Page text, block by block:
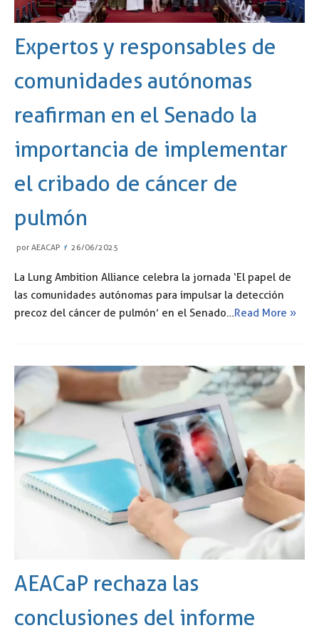
Expertos y responsables de
comunidades autónomas
reafirman en el Senado la
importancia de implementar
el cribado de cáncer de
pulmón
por AEACAP 26/06/2025
La Lung Ambition Alliance celebra la jornada ‘El papel de
las comunidades autónomas para impulsar la detección
precoz del cáncer de pulmón’ en el Senado…Read More »
AEACaP rechaza las
conclusiones del informe